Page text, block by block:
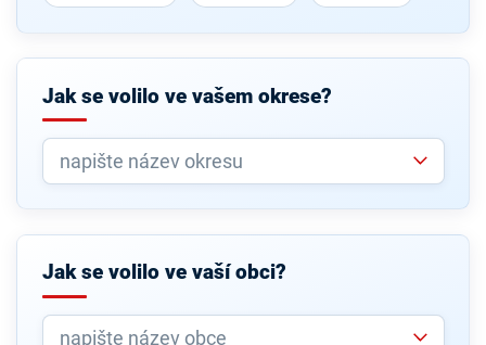
Jak se volilo ve vašem okrese?
Jak se volilo ve vaší obci?